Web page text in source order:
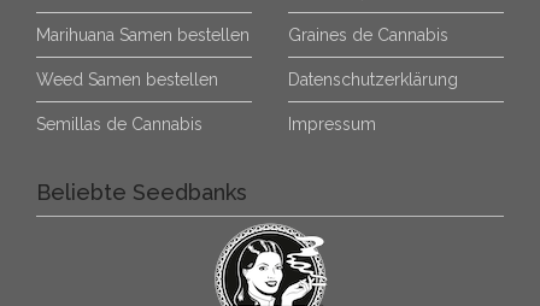
Marihuana Samen bestellen
Weed Samen bestellen
Semillas de Cannabis
Graines de Cannabis
Datenschutzerklärung
Impressum
Beliebte Seedbanks